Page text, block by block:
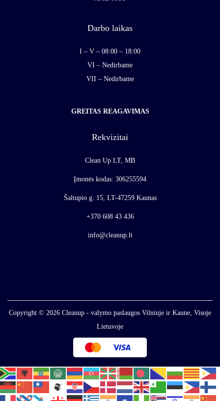
Darbo laikas
I – V – 08:00 – 18:00
VI – Nedirbame
VII – Nedirbame
GREITAS REAGAVIMAS
Rekvizitai
Clean Up LT, MB
Įmonės kodas: 306255594
Šaltupio g. 15, LT-47259 Kaunas
+370 608 43 436
info@cleanup.lt
Copyright © 2026 Cleanup - valymo paslaugos Vilniuje ir Kaune, Visoje
Lietuvoje